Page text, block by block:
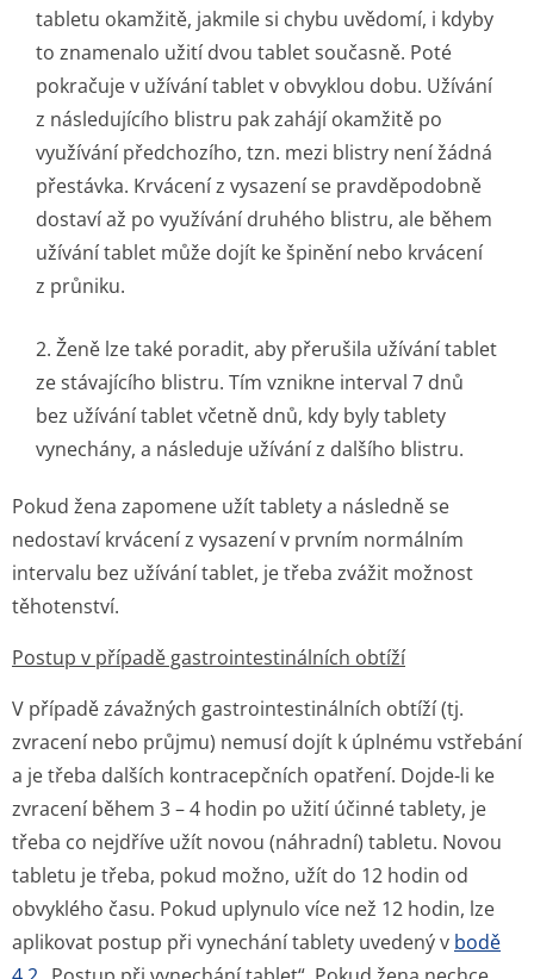
tabletu okamžitě, jakmile si chybu uvědomí, i kdyby
to znamenalo užití dvou tablet současně. Poté
pokračuje v užívání tablet v obvyklou dobu. Užívání
z následujícího blistru pak zahájí okamžitě po
využívání předchozího, tzn. mezi blistry není žádná
přestávka. Krvácení z vysazení se pravděpodobně
dostaví až po využívání druhého blistru, ale během
užívání tablet může dojít ke špinění nebo krvácení
z průniku.
2. Ženě lze také poradit, aby přerušila užívání tablet
ze stávajícího blistru. Tím vznikne interval 7 dnů
bez užívání tablet včetně dnů, kdy byly tablety
vynechány, a následuje užívání z dalšího blistru.
Pokud žena zapomene užít tablety a následně se
nedostaví krvácení z vysazení v prvním normálním
intervalu bez užívání tablet, je třeba zvážit možnost
těhotenství.
Postup v případě gastrointesti­nálních obtíží
V případě závažných gastrointesti­nálních obtíží (tj.
zvracení nebo průjmu) nemusí dojít k úplnému vstřebání
a je třeba dalších kontracepčních opatření. Dojde-li ke
zvracení během 3 – 4 hodin po užití účinné tablety, je
třeba co nejdříve užít novou (náhradní) tabletu. Novou
tabletu je třeba, pokud možno, užít do 12 hodin od
obvyklého času. Pokud uplynulo více než 12 hodin, lze
aplikovat postup při vynechání tablety uvedený v bodě